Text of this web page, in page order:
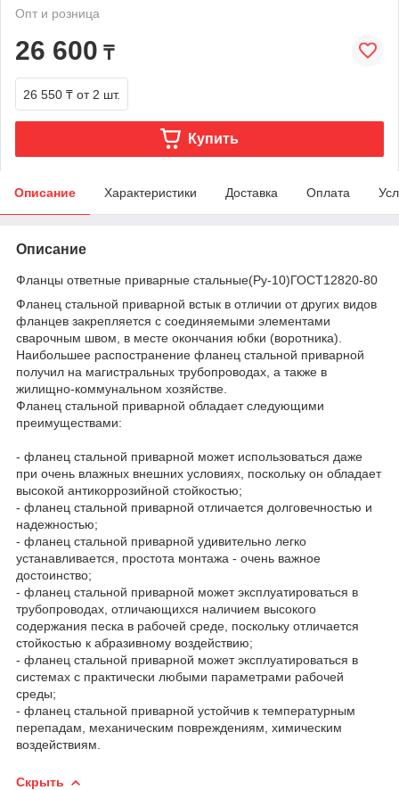
Опт и розница
26 600 ₸
26 550 ₸ от 2 шт.
Купить
Описание Характеристики Доставка Оплата
Описание
Фланцы ответные приварные стальные(Ру-10)ГОСТ12820-80
Фланец стальной приварной встык в отличии от других видов
фланцев закрепляется с соединяемыми элементами
сварочным швом, в месте окончания юбки (воротника).
Наибольшее распостранение фланец стальной приварной
получил на магистральных трубопроводах, а также в
жилищно-коммунальном хозяйстве.
Фланец стальной приварной обладает следующими
преимуществами:
- фланец стальной приварной может использоваться даже
при очень влажных внешних условиях, поскольку он обладает
высокой антикоррозийной стойкостью;
- фланец стальной приварной отличается долговечностью и
надежностью;
- фланец стальной приварной удивительно легко
устанавливается, простота монтажа - очень важное
достоинство;
- фланец стальной приварной может эксплуатироваться в
трубопроводах, отличающихся наличием высокого
содержания песка в рабочей среде, поскольку отличается
стойкостью к абразивному воздействию;
- фланец стальной приварной может эксплуатироваться в
системах с практически любыми параметрами рабочей
среды;
- фланец стальной приварной устойчив к температурным
перепадам, механическим повреждениям, химическим
воздействиям.
Скрыть